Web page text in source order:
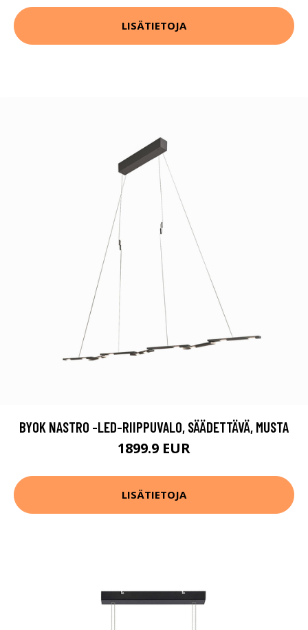
LISÄTIETOJA
BYOK NASTRO -LED-RIIPPUVALO, SÄÄDETTÄVÄ, MUSTA
1899.9 EUR
LISÄTIETOJA